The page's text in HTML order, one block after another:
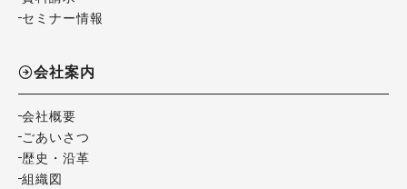
セミナー情報
会社案内
会社概要
ごあいさつ
歴史・沿革
組織図